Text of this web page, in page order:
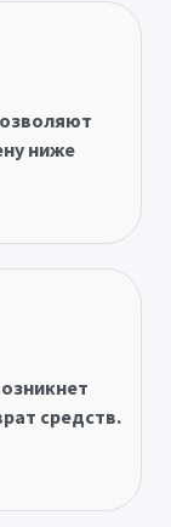
ниже
средств.